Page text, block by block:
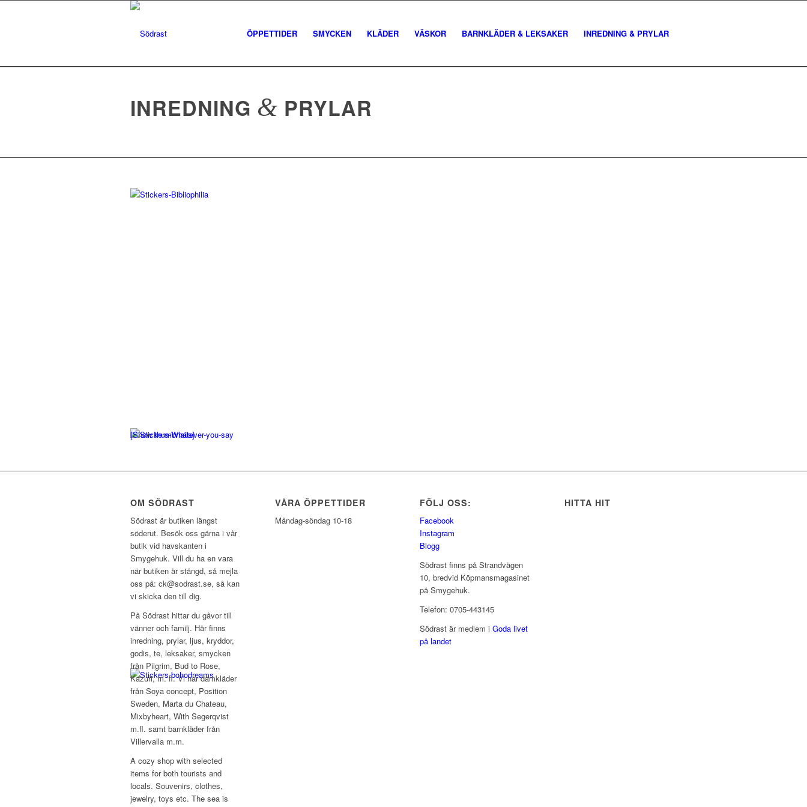
ÖPPETTIDER SMYCKEN KLÄDER VÄSKOR BARNKLÄDER & LEKSAKER INREDNING & PRYLAR
INREDNING & PRYLAR
[Show thumbnails]
OM SÖDRAST
Södrast är butiken längst
söderut. Besök oss gärna i vår
butik vid havskanten i
Smygehuk. Vill du ha en vara
när butiken är stängd, så mejla
oss på: ck@sodrast.se, så kan
vi skicka den till dig.
På Södrast hittar du gåvor till
vänner och familj. Här finns
inredning, prylar, ljus, kryddor,
godis, te, leksaker, smycken
från Pilgrim, Bud to Rose,
Kazuri, m. fl. Vi har damkläder
från Soya concept, Position
Sweden, Marta du Chateau,
Mixbyheart, With Segerqvist
m.fl. samt barnkläder från
Villervalla m.m.
A cozy shop with selected
items for both tourists and
locals. Souvenirs, clothes,
jewelry, toys etc. The sea is
VÅRA ÖPPETTIDER
Måndag-söndag 10-18
FÖLJ OSS:
Facebook
Instagram
Blogg
Södrast finns på Strandvägen
10, bredvid Köpmansmagasinet
på Smygehuk.
Telefon: 0705-443145
Södrast är medlem iGoda livet
på landet
HITTA HIT